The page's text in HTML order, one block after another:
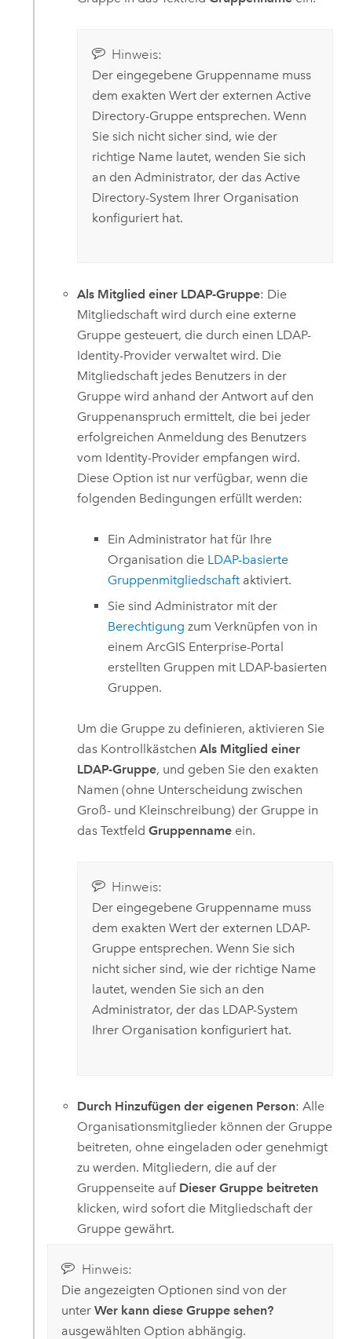
Hinweis:
Der eingegebene Gruppenname muss
dem exakten Wert der externen Active
Directory-Gruppe entsprechen. Wenn
Sie sich nicht sicher sind, wie der
richtige Name lautet, wenden Sie sich
an den Administrator, der das Active
Directory-System Ihrer Organisation
konfiguriert hat.
Als Mitglied einer LDAP-Gruppe: Die
Mitgliedschaft wird durch eine externe
Gruppe gesteuert, die durch einen LDAP-
Identity-Provider verwaltet wird. Die
Mitgliedschaft jedes Benutzers in der
Gruppe wird anhand der Antwort auf den
Gruppenanspruch ermittelt, die bei jeder
erfolgreichen Anmeldung des Benutzers
vom Identity-Provider empfangen wird.
Diese Option ist nur verfügbar, wenn die
folgenden Bedingungen erfüllt werden:
Ein Administrator hat für Ihre
Organisation die LDAP-basierte
Gruppenmitgliedschaftaktiviert.
Sie sind Administrator mit der
Berechtigung zum Verknüpfen von in
einem ArcGIS Enterprise-Portal
erstellten Gruppen mit LDAP-basierten
Gruppen.
Um die Gruppe zu definieren, aktivieren Sie
das KontrollkästchenAls Mitglied einer
LDAP-Gruppe, und geben Sie den exakten
Namen (ohne Unterscheidung zwischen
Groß- und Kleinschreibung) der Gruppe in
das TextfeldGruppenname ein.
Hinweis:
Der eingegebene Gruppenname muss
dem exakten Wert der externen LDAP-
Gruppe entsprechen. Wenn Sie sich
nicht sicher sind, wie der richtige Name
lautet, wenden Sie sich an den
Administrator, der das LDAP-System
Ihrer Organisation konfiguriert hat.
Durch Hinzufügen der eigenen Person: Alle
Organisationsmitglieder können der Gruppe
beitreten, ohne eingeladen oder genehmigt
zu werden. Mitgliedern, die auf der
Gruppenseite auf Dieser Gruppe beitreten
klicken, wird sofort die Mitgliedschaft der
Gruppe gewährt.
Hinweis:
Die angezeigten Optionen sind von der
unter Wer kann diese Gruppe sehen?
ausgewählten Option abhängig.